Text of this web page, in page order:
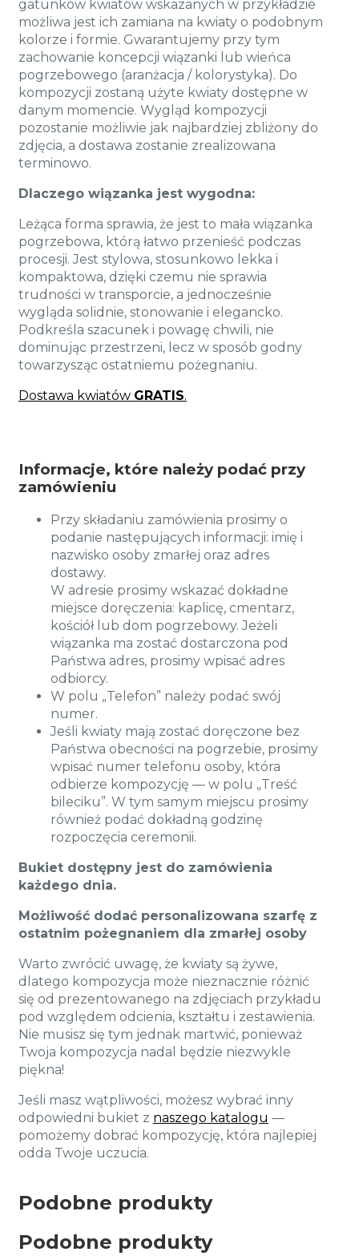
gatunków kwiatów wskazanych w przykładzie
możliwa jest ich zamiana na kwiaty o podobnym
kolorze i formie. Gwarantujemy przy tym
zachowanie koncepcji wiązanki lub wieńca
pogrzebowego (aranżacja / kolorystyka). Do
kompozycji zostaną użyte kwiaty dostępne w
danym momencie. Wygląd kompozycji
pozostanie możliwie jak najbardziej zbliżony do
zdjęcia, a dostawa zostanie zrealizowana
terminowo.
Dlaczego wiązanka jest wygodna:
Leżąca forma sprawia, że jest to mała wiązanka
pogrzebowa, którą łatwo przenieść podczas
procesji. Jest stylowa, stosunkowo lekka i
kompaktowa, dzięki czemu nie sprawia
trudności w transporcie, a jednocześnie
wygląda solidnie, stonowanie i elegancko.
Podkreśla szacunek i powagę chwili, nie
dominując przestrzeni, lecz w sposób godny
towarzysząc ostatniemu pożegnaniu.
Dostawa kwiatów GRATIS.
Informacje, które należy podać przy
zamówieniu
Przy składaniu zamówienia prosimy o
podanie następujących informacji: imię i
nazwisko osoby zmarłej oraz adres
dostawy.
W adresie prosimy wskazać dokładne
miejsce doręczenia: kaplicę, cmentarz,
kościół lub dom pogrzebowy. Jeżeli
wiązanka ma zostać dostarczona pod
Państwa adres, prosimy wpisać adres
odbiorcy.
W polu „Telefon” należy podać swój
numer.
Jeśli kwiaty mają zostać doręczone bez
Państwa obecności na pogrzebie, prosimy
wpisać numer telefonu osoby, która
odbierze kompozycję — w polu „Treść
bileciku”. W tym samym miejscu prosimy
również podać dokładną godzinę
rozpoczęcia ceremonii.
Bukiet dostępny jest do zamówienia
każdego dnia.
Możliwość dodać personalizowana szarfę z
ostatnim pożegnaniem dla zmarłej osoby
Warto zwrócić uwagę, że kwiaty są żywe,
dlatego kompozycja może nieznacznie różnić
się od prezentowanego na zdjęciach przykładu
pod względem odcienia, kształtu i zestawienia.
Nie musisz się tym jednak martwić, ponieważ
Twoja kompozycja nadal będzie niezwykle
piękna!
Jeśli masz wątpliwości, możesz wybrać inny
odpowiedni bukiet z naszego katalogu —
pomożemy dobrać kompozycję, która najlepiej
odda Twoje uczucia.
Podobne produkty
Podobne produkty